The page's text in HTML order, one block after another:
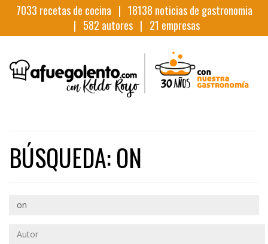
7033 recetas de cocina | 18138 noticias de gastronomia
| 582 autores | 21 empresas
BÚSQUEDA: ON